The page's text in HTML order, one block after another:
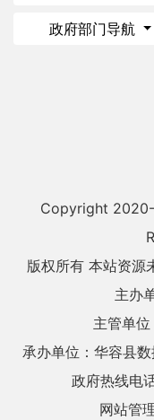
政府部门导航
Copyright 2020-
版权所有 本站资源
主办
主管单
承办单位：华容县数
政府热线电
网站管